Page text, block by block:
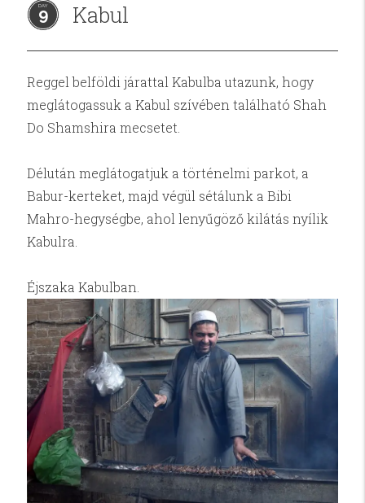
9 Kabul
Reggel belföldi járattal Kabulba utazunk, hogy
meglátogassuk a Kabul szívében található Shah
Do Shamshira mecsetet.
Délután meglátogatjuk a történelmi parkot, a
Babur-kerteket, majd végül sétálunk a Bibi
Mahro-hegységbe, ahol lenyűgöző kilátás nyílik
Kabulra.
Éjszaka Kabulban.